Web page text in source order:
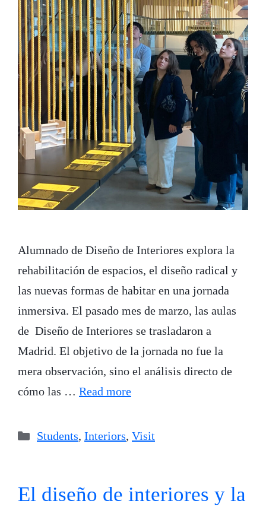
Alumnado de Diseño de Interiores explora la
rehabilitación de espacios, el diseño radical y
las nuevas formas de habitar en una jornada
inmersiva. El pasado mes de marzo, las aulas
de Diseño de Interiores se trasladaron a
Madrid. El objetivo de la jornada no fue la
mera observación, sino el análisis directo de
cómo las … Read more
Categories
Students, Interiors, Visit
El diseño de interiores y la